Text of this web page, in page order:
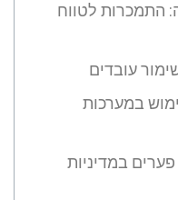
התמכרות לטווח
עובדים
במערכות
במדיניות